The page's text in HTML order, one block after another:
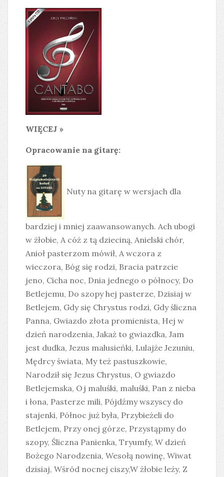
WIĘCEJ »
Opracowanie na gitarę:
Nuty na gitarę w wersjach dla
bardziej i mniej zaawansowanych. Ach ubogi
w żłobie, A cóż z tą dzieciną, Anielski chór,
Anioł pasterzom mówił, A wczora z
wieczora, Bóg się rodzi, Bracia patrzcie
jeno, Cicha noc, Dnia jednego o północy, Do
Betlejemu, Do szopy hej pasterze, Dzisiaj w
Betlejem, Gdy się Chrystus rodzi, Gdy śliczna
Panna, Gwiazdo złota promienista, Hej w
dzień narodzenia, Jakaż to gwiazdka, Jam
jest dudka, Jezus malusieńki, Lulajże Jezuniu,
Mędrcy świata, My też pastuszkowie,
Narodził się Jezus Chrystus, O gwiazdo
Betlejemska, Oj maluśki, maluśki, Pan z nieba
i łona, Pasterze mili, Pójdźmy wszyscy do
stajenki, Północ już była, Przybieżeli do
Betlejem, Przy onej górze, Przystąpmy do
szopy, Śliczna Panienka, Tryumfy, W dzień
Bożego Narodzenia, Wesołą nowinę, Wiwat
dzisiaj, Wśród nocnej ciszy,W żłobie leży, Z